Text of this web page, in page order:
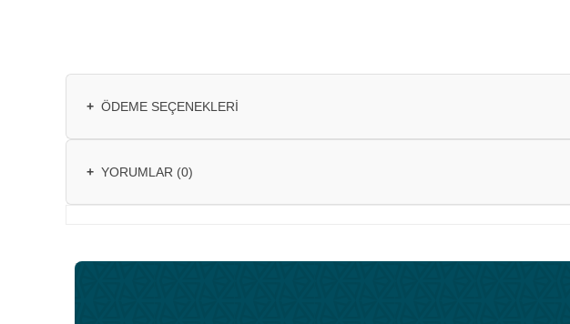
+ ÖDEME SEÇENEKLERI
+ YORUMLAR (0)